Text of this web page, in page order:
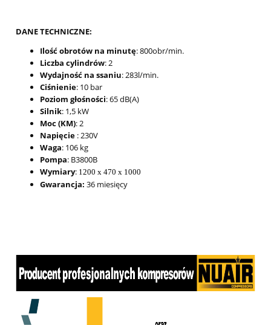
DANE TECHNICZNE:
Ilość obrotów na minutę: 800obr/min.
Liczba cylindrów: 2
Wydajność na ssaniu: 283l/min.
Ciśnienie: 10 bar
Poziom głośności: 65 dB(A)
Silnik: 1,5 kW
Moc (KM): 2
Napięcie : 230V
Waga: 106 kg
Pompa: B3800B
Wymiary: 1200 x 470 x 1000
Gwarancja: 36 miesięcy